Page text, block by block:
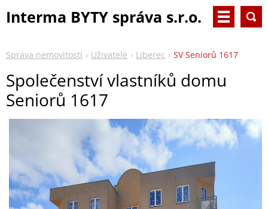
Interma BYTY správa s.r.o.
Správa nemovitostí Uživatelé Liberec SV Seniorů 1617
Společenství vlastníků domu
Seniorů 1617